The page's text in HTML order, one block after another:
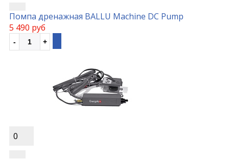
Помпа дренажная BALLU Machine DС Pump
5 490 руб
0